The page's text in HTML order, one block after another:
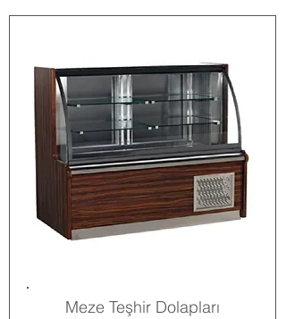
Meze Teşhir Dolapları